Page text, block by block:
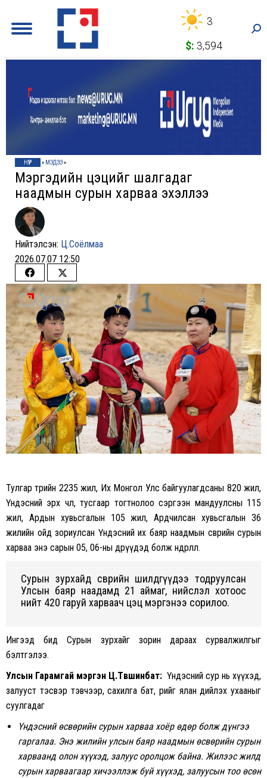
3
$: 3,594
НҮҮР » МЭДЭЭ»
Мэргэдийн цэцийг шалгадаг
наадмын сурын харваа эхэллээ
Нийтэлсэн: Ц.Соёлмаа
2026.07.07 12:50
Share
on
Facebook
Share
on
Twitter
Тулгар төрийн 2235 жил, Их Монгол Улс байгуулагдсаны 820 жил,
Үндэсний эрх чөлөө, тусгаар тогтнолоо сэргээн мандуулсны 115
жил, Ардын хувьсгалын 105 жил, Ардчилсан хувьсгалын 36
жилийн ойд зориулсан Үндэсний их баяр наадмын өсвөрийн сурын
харваа энэ сарын 05, 06-ны өдрүүдэд болж өндөрлөлөө.
Сурын зурхайд өсвөрийн шилдгүүдээ тодруулсан
Улсын баяр наадамд 21 аймаг, нийслэл хотоос
нийт 420 гаруй харваач цэц мэргэнээ сорилоо.
Ингээд бид Сурын зурхайг зорин дараах сурвалжилгыг
бэлтгэлээ.
Улсын Гарамгай мэргэн Ц.Түвшинбат: Үндэсний сур нь хүүхэд,
залууст тэсвэр тэвчээр, сахилга бат, өөрийгөө ялан дийлэх ухааныг
суулгадаг
Үндэсний өсвөрийн сурын харваа хоёр өдөр болж дүнгээ
гаргалаа. Энэ жилийн улсын баяр наадмын өсвөрийн сурын
харваанд олон хүүхэд, залуус оролцож байна. Жилээс жилд
сурын харваагаар хичээллэж буй хүүхэд, залуусын тоо өсөн